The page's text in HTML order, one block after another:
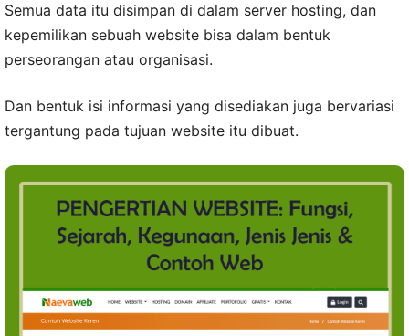
Semua data itu disimpan di dalam server hosting, dan
kepemilikan sebuah website bisa dalam bentuk
perseorangan atau organisasi.
Dan bentuk isi informasi yang disediakan juga bervariasi
tergantung pada tujuan website itu dibuat.